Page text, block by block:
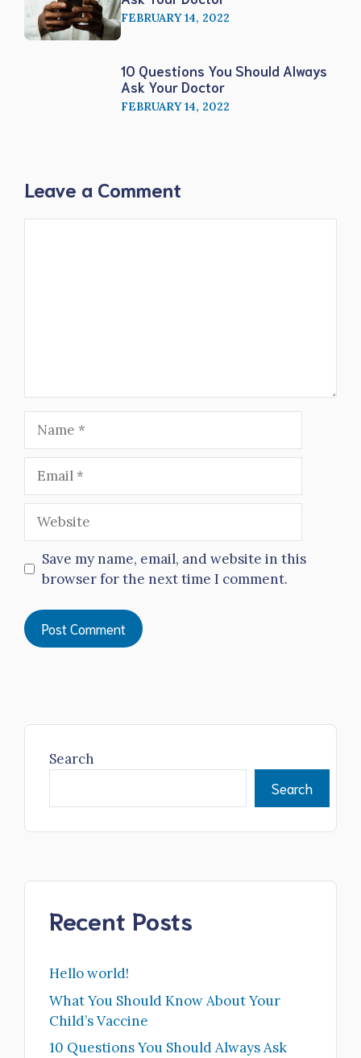
FEBRUARY 14, 2022
10 Questions You Should Always
Ask Your Doctor
FEBRUARY 14, 2022
Leave a Comment
Website
Save my name, email, and website in this
browser for the next time I comment.
Search
Search
Recent Posts
Hello world!
What You Should Know About Your
Child’s Vaccine
10 Questions You Should Always Ask